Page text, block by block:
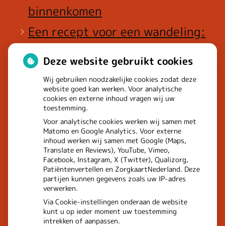
binnenkomen
Een recept voor een wandeling:
waarom Erasmus MC patiënten
het park in stuurt
Deze website gebruikt cookies
Wij gebruiken noodzakelijke cookies zodat deze
website goed kan werken. Voor analytische
cookies en externe inhoud vragen wij uw
toestemming.
Voor analytische cookies werken wij samen met
Matomo en Google Analytics. Voor externe
inhoud werken wij samen met Google (Maps,
Translate en Reviews), YouTube, Vimeo,
Facebook, Instagram, X (Twitter), Qualizorg,
Patiëntenvertellen en ZorgkaartNederland. Deze
partijen kunnen gegevens zoals uw IP-adres
verwerken.
Via Cookie-instellingen onderaan de website
kunt u op ieder moment uw toestemming
intrekken of aanpassen.